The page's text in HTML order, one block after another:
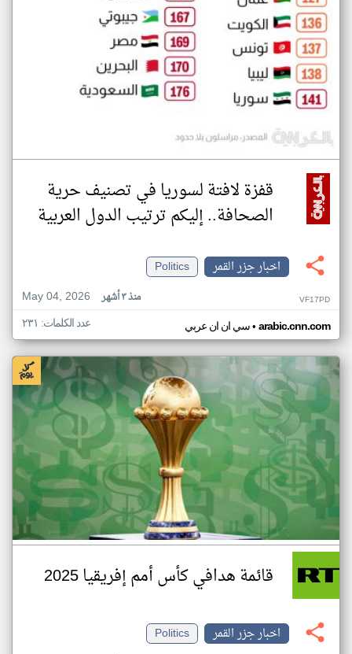
قفزة لافتة لسوريا في تصنيف حرية
الصحافة.. إليكم ترتيب الدول العربية
اخبار جزر القمر
Politics
May 04, 2026
منذ ٣ أشهر VF17PD
سي ان ان عربي• arabic.cnn.com عدد الكلمات: ٢٣١
قائمة هدافي كأس أمم إفريقيا 2025
اخبار جزر القمر
Politics